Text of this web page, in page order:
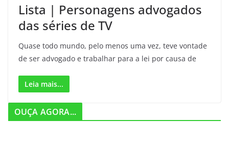
Lista | Personagens advogados
das séries de TV
Quase todo mundo, pelo menos uma vez, teve vontade
de ser advogado e trabalhar para a lei por causa de
Leia mais...
OUÇA AGORA...